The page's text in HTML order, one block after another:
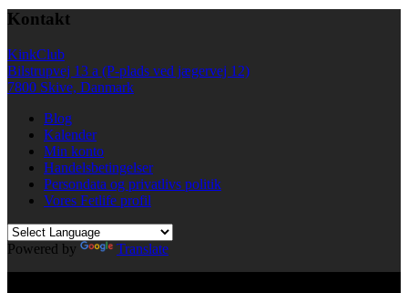
Kontakt
KinkClub
Bilstrupvej 13 a (P-plads ved jægervej 12)
7800 Skive, Danmark
Blog
Kalender
Min konto
Handelsbetingelser
Persondata og privatlivs politik
Vores Fetlife profil
Powered by
Translate